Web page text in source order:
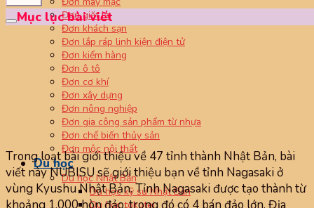
Đơn giặt là
Đơn khách sạn
Đơn lắp ráp linh kiện điện tử
Đơn kiểm hàng
Đơn ô tô
Đơn cơ khí
Đơn xây dựng
Đơn nông nghiệp
Đơn gia công sản phẩm từ nhựa
Đơn chế biến thủy sản
Đơn mộc nội thất
Du học
Du học Nhật Bản
Du học kỹ sư Nhật Bản
Du học tokutei
Mục lục bài viết
Trong loạt bài giới thiệu về 47 tỉnh thành Nhật Bản, bài
viết này NUBISU sẽ giới thiệu bạn về tỉnh Nagasaki ở
vùng Kyushu Nhật Bản. Tỉnh Nagasaki được tạo thành từ
khoảng 1.000 hòn đảo, trong đó có 4 bán đảo lớn. Địa